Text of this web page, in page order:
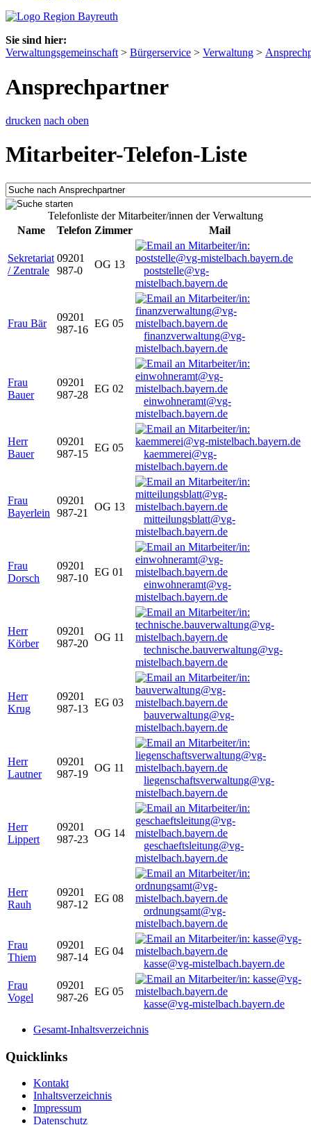
Sie sind hier:
Verwaltungsgemeinschaft > Bürgerservice > Verwaltung >
Ansprechpartner
drucken nach oben
Mitarbeiter-Telefon-Liste
Telefonliste der Mitarbeiter/innen der Verwaltung
Name
Telefon Zimmer Mail
Sekretariat
/ Zentrale
09201
987-0
OG 13
poststelle@vg-
mistelbach.bayern.de
Frau Bär
09201
987-16
EG 05
finanzverwaltung@vg-
mistelbach.bayern.de
Frau
Bauer
09201
987-28
EG 02
einwohneramt@vg-
mistelbach.bayern.de
Herr
Bauer
09201
987-15
EG 05
kaemmerei@vg-
mistelbach.bayern.de
Frau
Bayerlein
09201
987-21
OG 13
mitteilungsblatt@vg-
mistelbach.bayern.de
Frau
Dorsch
09201
987-10
EG 01
einwohneramt@vg-
mistelbach.bayern.de
Herr
Körber
09201
987-20
OG 11
technische.bauverwaltung@vg-
mistelbach.bayern.de
Herr
Krug
09201
987-13
EG 03
bauverwaltung@vg-
mistelbach.bayern.de
Herr
Lautner
09201
987-19
OG 11
liegenschaftsverwaltung@vg-
mistelbach.bayern.de
Herr
Lippert
09201
987-23
OG 14
geschaeftsleitung@vg-
mistelbach.bayern.de
Herr
Rauh
09201
987-12
EG 08
ordnungsamt@vg-
mistelbach.bayern.de
Frau
Thiem
09201
987-14
EG 04
kasse@vg-mistelbach.bayern.de
Frau
Vogel
09201
987-26
EG 05
kasse@vg-mistelbach.bayern.de
Gesamt-Inhaltsverzeichnis
Quicklinks
Kontakt
Inhaltsverzeichnis
Impressum
Datenschutz